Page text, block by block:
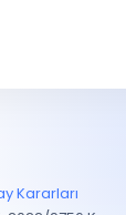
Kararları